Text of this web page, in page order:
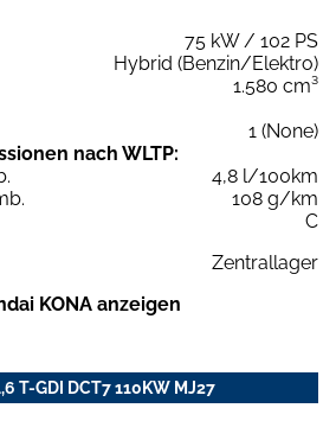
75 kW / 102 PS
Hybrid (Benzin/Elektro)
1.580 cm³
1 (None)
nach WLTP:
4,8 l/100km
108 g/km
C
Zentrallager
KONA anzeigen
T-GDI DCT7 110KW MJ27